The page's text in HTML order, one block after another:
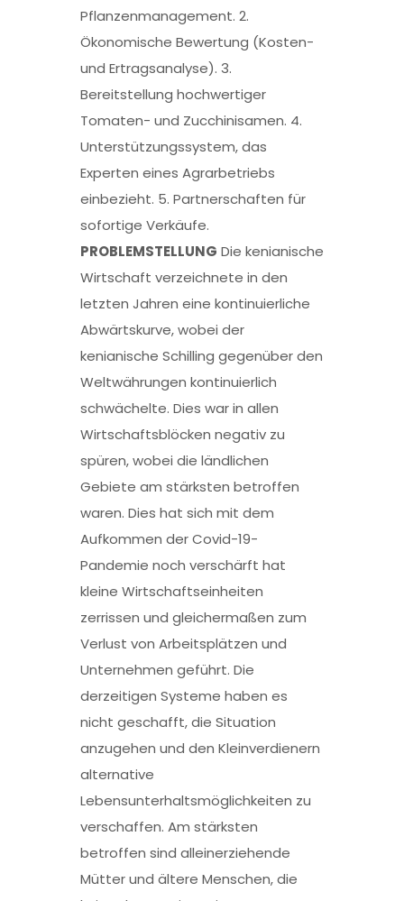
Pflanzenmanagement. 2.
Ökonomische Bewertung (Kosten-
und Ertragsanalyse). 3.
Bereitstellung hochwertiger
Tomaten- und Zucchinisamen. 4.
Unterstützungssystem, das
Experten eines Agrarbetriebs
einbezieht. 5. Partnerschaften für
sofortige Verkäufe.
PROBLEMSTELLUNG Die kenianische
Wirtschaft verzeichnete in den
letzten Jahren eine kontinuierliche
Abwärtskurve, wobei der
kenianische Schilling gegenüber den
Weltwährungen kontinuierlich
schwächelte. Dies war in allen
Wirtschaftsblöcken negativ zu
spüren, wobei die ländlichen
Gebiete am stärksten betroffen
waren. Dies hat sich mit dem
Aufkommen der Covid-19-
Pandemie noch verschärft hat
kleine Wirtschaftseinheiten
zerrissen und gleichermaßen zum
Verlust von Arbeitsplätzen und
Unternehmen geführt. Die
derzeitigen Systeme haben es
nicht geschafft, die Situation
anzugehen und den Kleinverdienern
alternative
Lebensunterhaltsmöglichkeiten zu
verschaffen. Am stärksten
betroffen sind alleinerziehende
Mütter und ältere Menschen, die